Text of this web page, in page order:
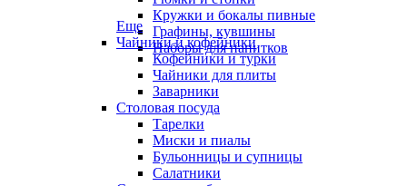
Кружки и бокалы пивные
Графины, кувшины
Наборы для напитков
Еще
Чайники и кофейники
Кофейники и турки
Чайники для плиты
Заварники
Столовая посуда
Тарелки
Миски и пиалы
Бульонницы и супницы
Салатники